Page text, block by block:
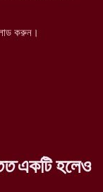
করুন।
একটি হলেও